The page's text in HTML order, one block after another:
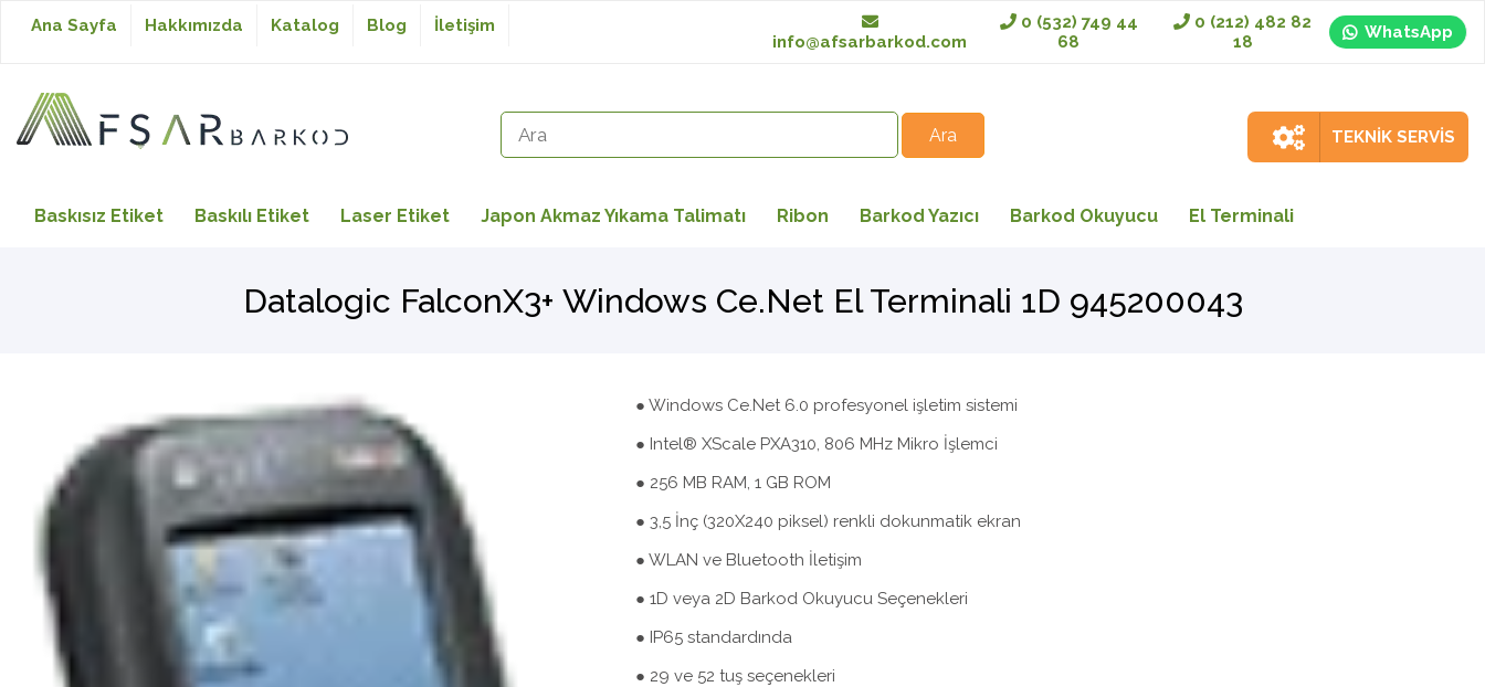
Baskısız Etiket
Japon Akmaz Yıkama
Talimatı
Barkod Yazıcı
Ana Sayfa Hakkımızda Katalog Blog
İletişim
info@afsarbarkod.com
0 (532) 749 44
68
0 (212) 482 82
18
WhatsApp
TEKNİK SERVİS
Baskısız Etiket Baskılı Etiket Laser Etiket Japon Akmaz Yıkama Talimatı Ribon Barkod Yazıcı Barkod Okuyucu El Terminali
Datalogic FalconX3+ Windows Ce.Net El Terminali 1D 945200043
● Windows Ce.Net 6.0 profesyonel işletim sistemi
● Intel® XScale PXA310, 806 MHz Mikro İşlemci
● 256 MB RAM, 1 GB ROM
● 3,5 İnç (320X240 piksel) renkli dokunmatik ekran
● WLAN ve Bluetooth İletişim
● 1D veya 2D Barkod Okuyucu Seçenekleri
● IP65 standardında
● 29 ve 52 tuş seçenekleri